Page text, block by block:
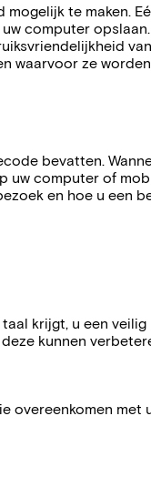
te maken.
computer
waarvoor ze
bevatten.
computer of
en hoe u een
krijgt, u een
kunnen
overeenkomen met